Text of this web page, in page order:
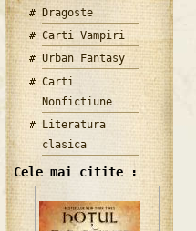
Dragoste
Carti Vampiri
Urban Fantasy
Carti
Nonfictiune
Literatura
clasica
Cele mai citite :